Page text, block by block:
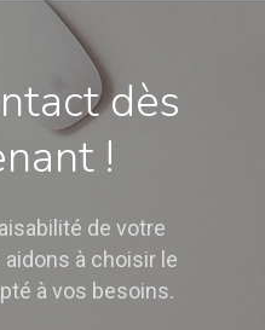
dès
!
de votre
à choisir le
à vos besoins.